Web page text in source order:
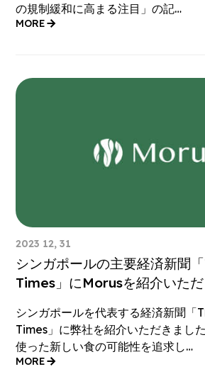
の規制緩和に高まる注目」の記…
MORE
2023 12, 31
シンガポールの主要経済新聞
Times」にMorusを紹介いた
シンガポールを代表する経済新聞「
Times」に弊社を紹介いただきまし
使った新しい食の可能性を追求し…
MORE